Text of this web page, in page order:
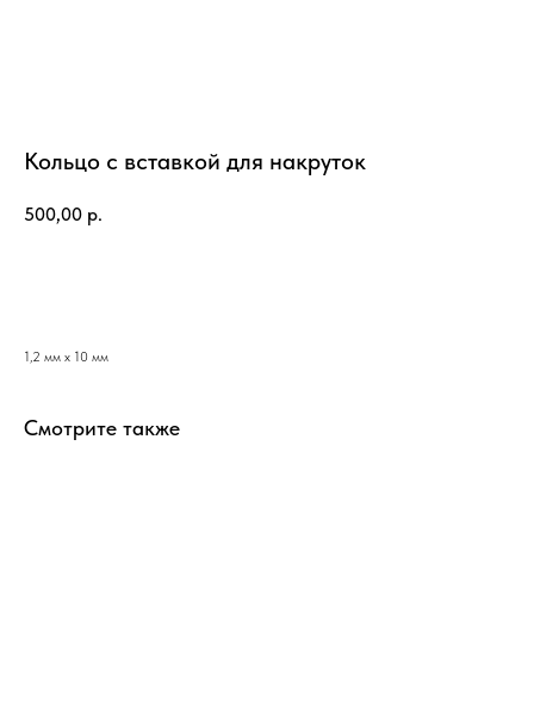
Кольцо с вставкой для накруток
500,00 р.
1,2 мм х 10 мм
Смотрите также